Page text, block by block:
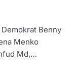
Benny
Menko
Md,…